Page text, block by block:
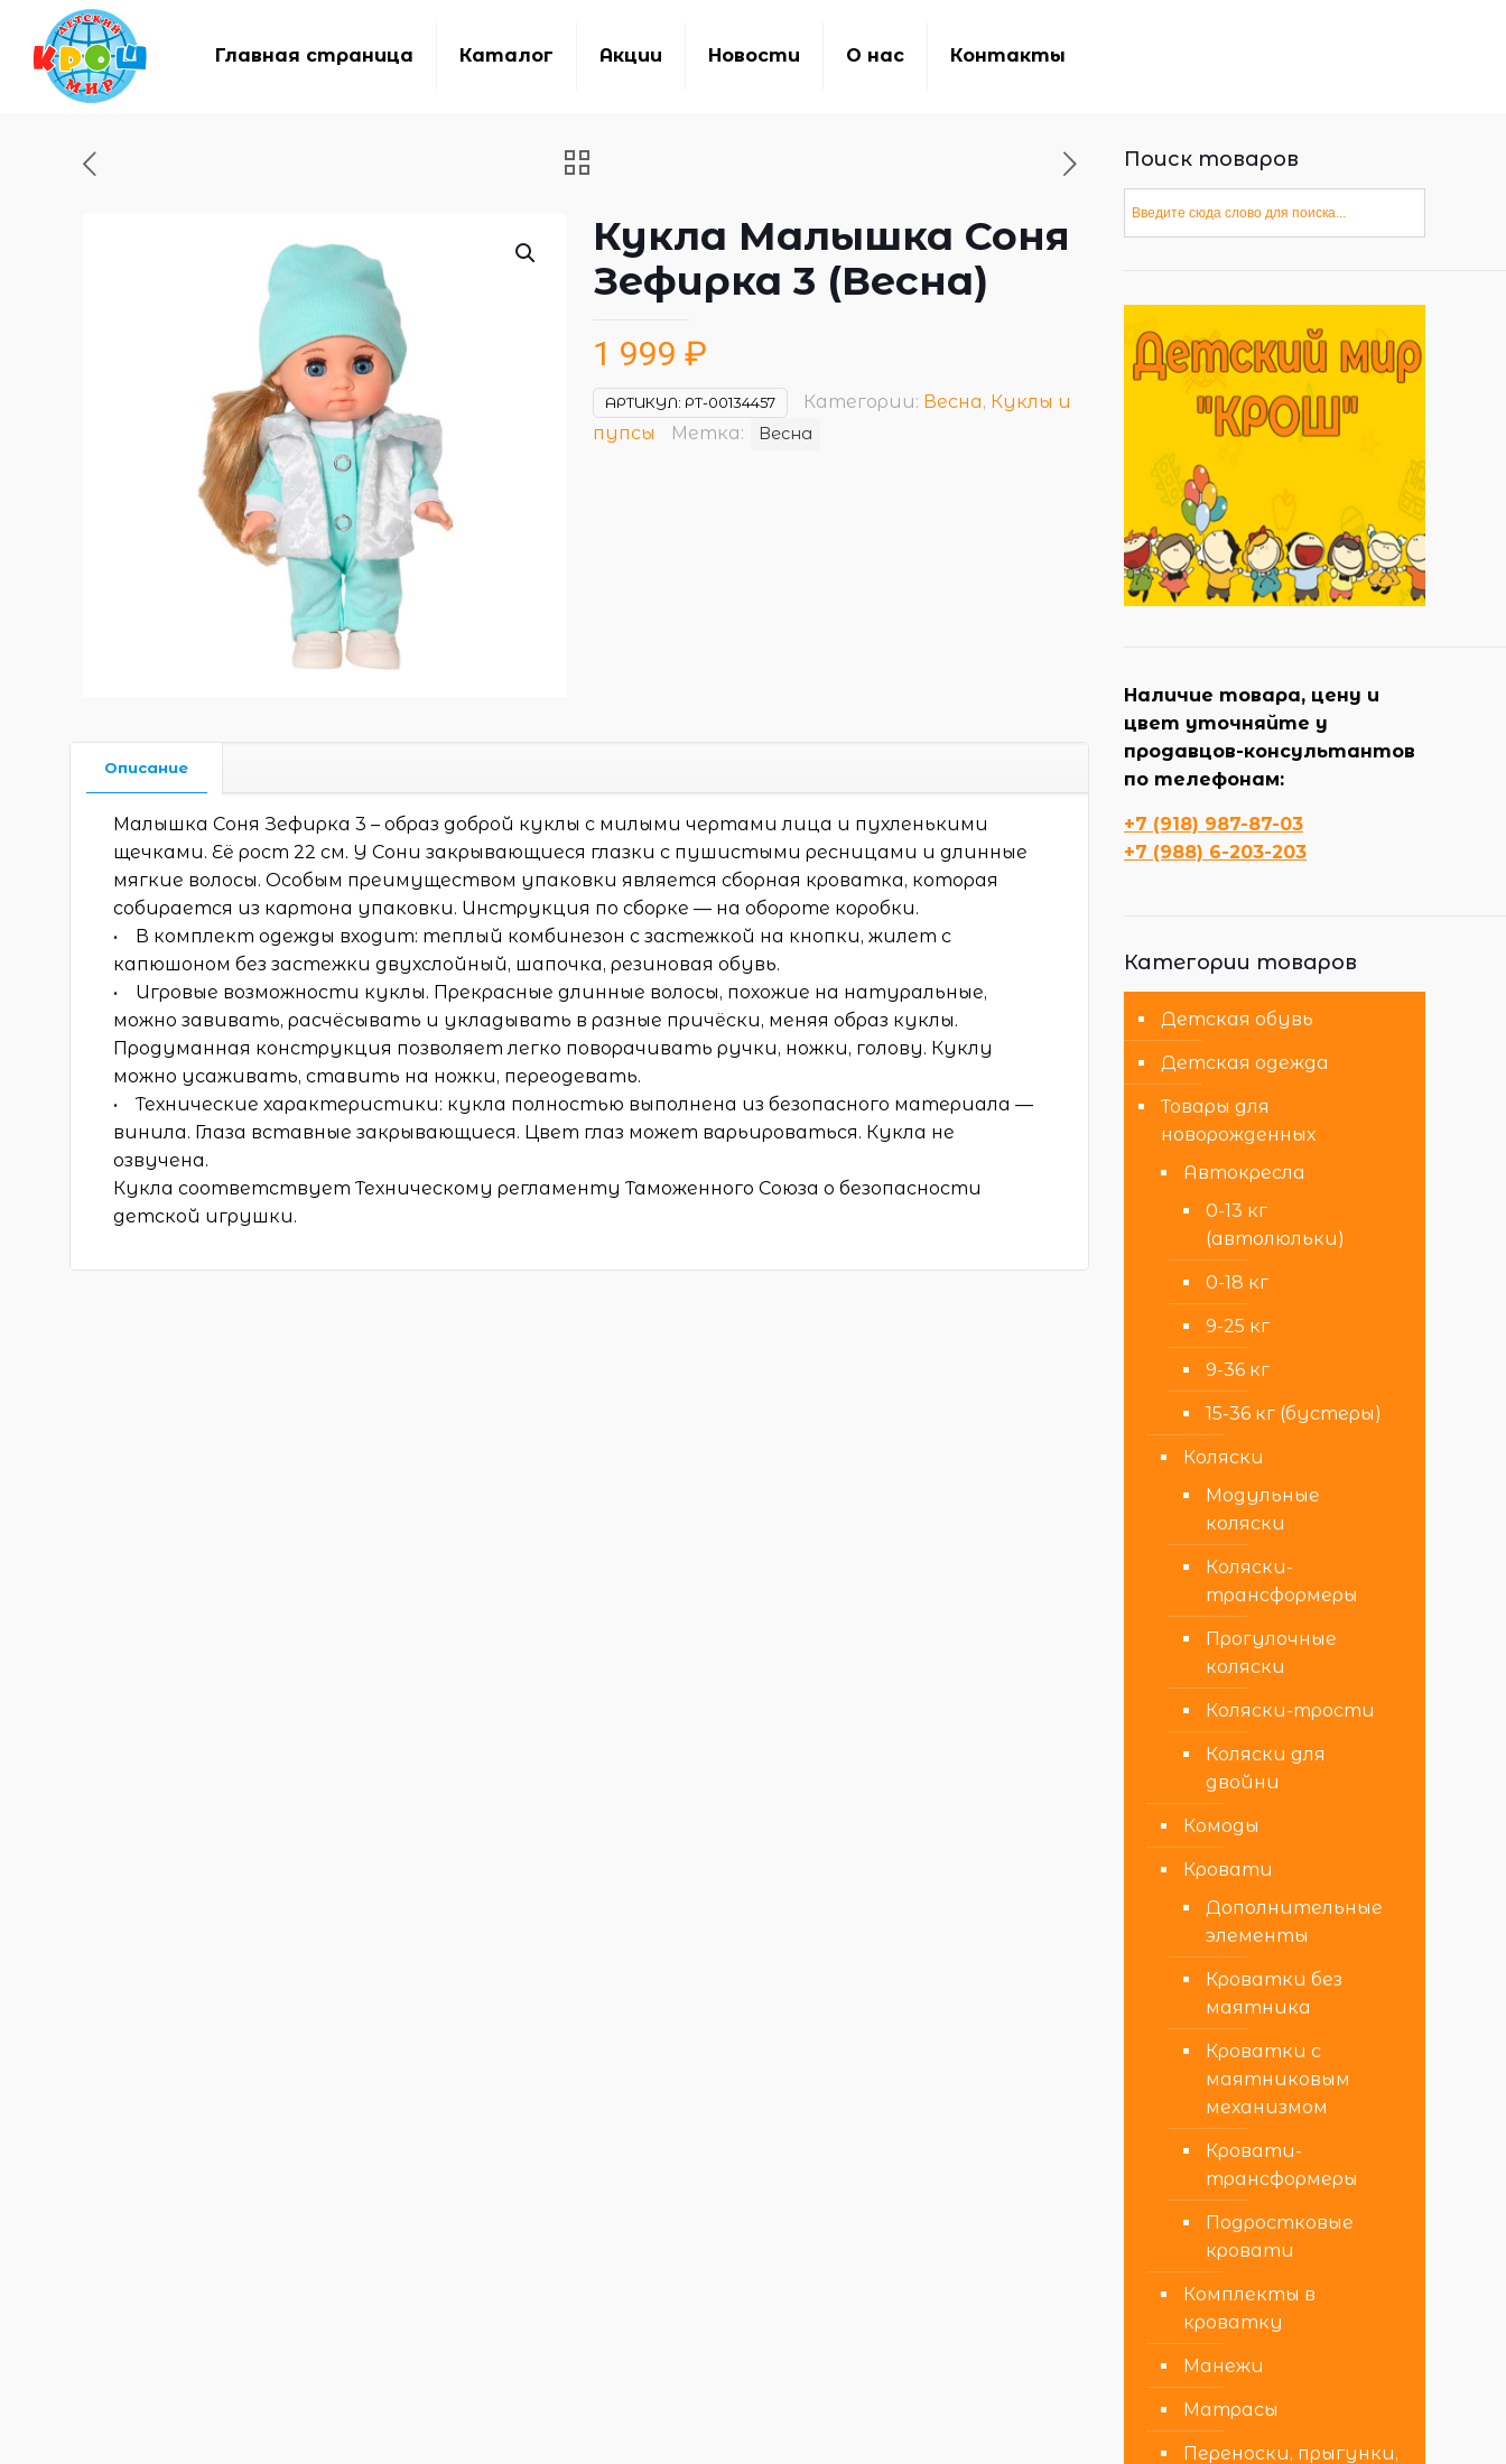
Главная страница Каталог Акции Новости О нас Контакты
Кукла Малышка Соня
Зефирка 3 (Весна)
1 999 ₽
АРТИКУЛ: РТ-00134457 Категории: Весна, Куклы и
пупсы
Метка: Весна
Описание
Малышка Соня Зефирка 3 – образ доброй куклы с милыми чертами лица и пухленькими
щечками. Её рост 22 см. У Сони закрывающиеся глазки с пушистыми ресницами и длинные
мягкие волосы. Особым преимуществом упаковки является сборная кроватка, которая
собирается из картона упаковки. Инструкция по сборке — на обороте коробки.
• В комплект одежды входит: теплый комбинезон с застежкой на кнопки, жилет с
капюшоном без застежки двухслойный, шапочка, резиновая обувь.
• Игровые возможности куклы. Прекрасные длинные волосы, похожие на натуральные,
можно завивать, расчёсывать и укладывать в разные причёски, меняя образ куклы.
Продуманная конструкция позволяет легко поворачивать ручки, ножки, голову. Куклу
можно усаживать, ставить на ножки, переодевать.
• Технические характеристики: кукла полностью выполнена из безопасного материала —
винила. Глаза вставные закрывающиеся. Цвет глаз может варьироваться. Кукла не
озвучена.
Кукла соответствует Техническому регламенту Таможенного Союза о безопасности
детской игрушки.
Поиск товаров
Наличие товара, цену и
цвет уточняйте у
продавцов-консультантов
по телефонам:
+7 (918) 987-87-03
+7 (988) 6-203-203
Категории товаров
Детская обувь
Детская одежда
Товары для
новорожденных
Автокресла
0-13 кг
(автолюльки)
0-18 кг
9-25 кг
9-36 кг
15-36 кг (бустеры)
Коляски
Модульные
коляски
Коляски-
трансформеры
Прогулочные
коляски
Коляски-трости
Коляски для
двойни
Комоды
Кровати
Дополнительные
элементы
Кроватки без
маятника
Кроватки с
маятниковым
механизмом
Кровати-
трансформеры
Подростковые
кровати
Комплекты в
кроватку
Манежи
Матрасы
Переноски, прыгунки,